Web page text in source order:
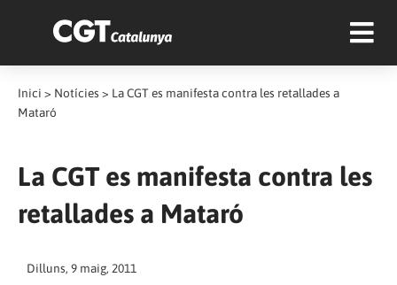
Inici > Notícies > La CGT es manifesta contra les retallades a
Mataró
La CGT es manifesta contra les
retallades a Mataró
Dilluns, 9 maig, 2011